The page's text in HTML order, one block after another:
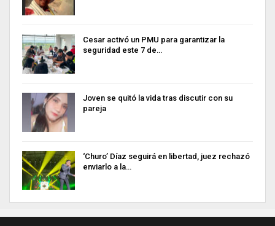
Cesar activó un PMU para garantizar la
seguridad este 7 de…
Joven se quitó la vida tras discutir con su
pareja
‘Churo’ Díaz seguirá en libertad, juez rechazó
enviarlo a la…